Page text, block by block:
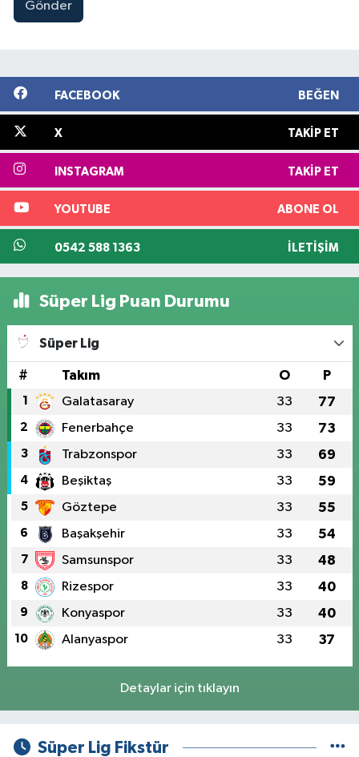
Gönder
FACEBOOK BEĞEN
X TAKIP ET
INSTAGRAM TAKIP ET
YOUTUBE ABONE OL
0542 588 1363 İLETIŞIM
Süper Lig Puan Durumu
Süper Lig
# Takım O P
1 Galatasaray 33 77
2 Fenerbahçe 33 73
3 Trabzonspor 33 69
4 Beşiktaş 33 59
5 Göztepe 33 55
6 Başakşehir 33 54
7 Samsunspor 33 48
8 Rizespor 33 40
9 Konyaspor 33 40
10 Alanyaspor 33 37
Detaylar için tıklayın
Süper Lig Fikstür